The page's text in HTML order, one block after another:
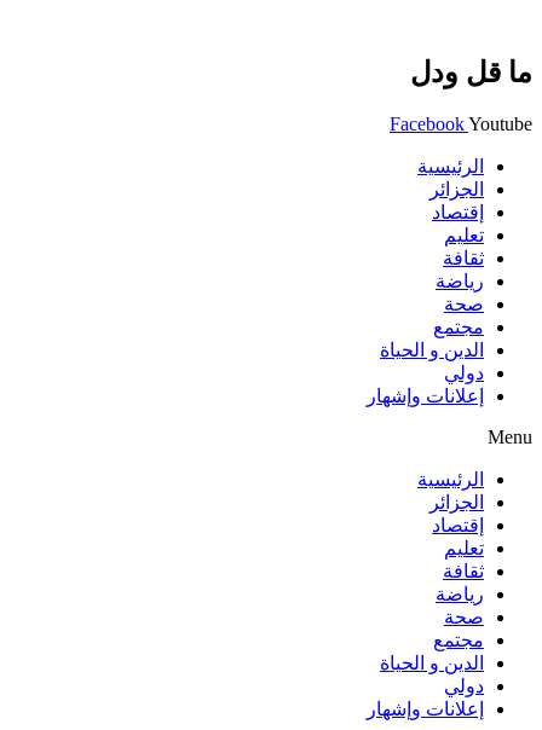
ما قل ودل
FacebookYoutube
الرئيسية
الجزائر
إقتصاد
تعليم
ثقافة
رياضة
صحة
مجتمع
الدين و الحياة
دولي
إعلانات وإشهار
Menu
الرئيسية
الجزائر
إقتصاد
تعليم
ثقافة
رياضة
صحة
مجتمع
الدين و الحياة
دولي
إعلانات وإشهار